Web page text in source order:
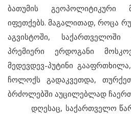
ბათუმის გეოპოლიტიკური
იფეთქებს. მაგალითად, როცა
აგვისტოში, საქართველოში
პრემიერი ერდოგანი
მედევდევ-პუტინი
ჩოლოქს გადაკვეთდა,
ბრძოლებში აუცილებლად
დღესაც, საქართველო